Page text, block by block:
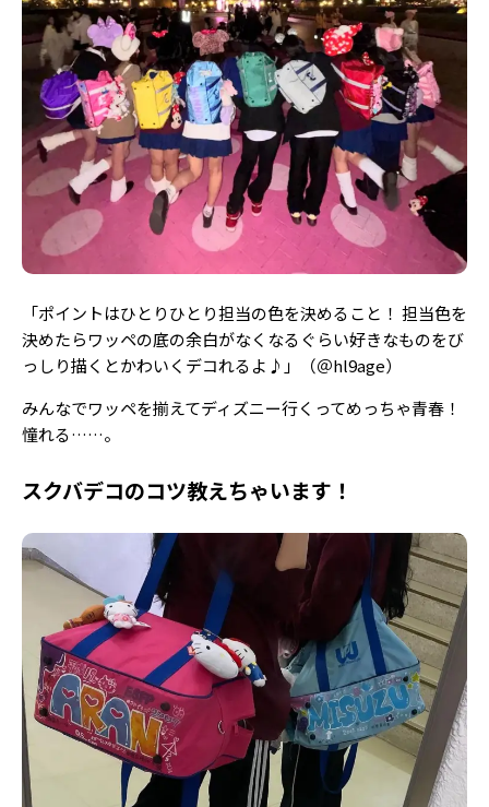
ST member
新規会員登録・ログイン
「ポイントはひとりひとり担当の色を決めること！ 担当色を
決めたらワッペの底の余白がなくなるぐらい好きなものをび
っしり描くとかわいくデコれるよ♪」（＠hl9age）
みんなでワッペを揃えてディズニー行くってめっちゃ青春！
憧れる……。
スクバデコのコツ教えちゃいます！